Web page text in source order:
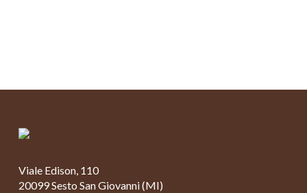
Viale Edison, 110
20099 Sesto San Giovanni (MI)